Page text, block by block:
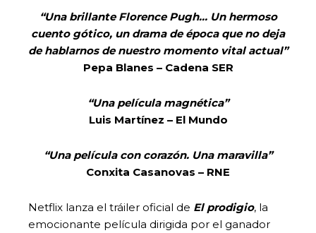
“Una brillante Florence Pugh… Un hermoso
cuento gótico, un drama de época que no deja
de hablarnos de nuestro momento vital actual”
Pepa Blanes – Cadena SER
“Una película magnética”
Luis Martínez – El Mundo
“Una película con corazón. Una maravilla”
Conxita Casanovas – RNE
Netflix lanza el tráiler oficial de El prodigio, la
emocionante película dirigida por el ganador